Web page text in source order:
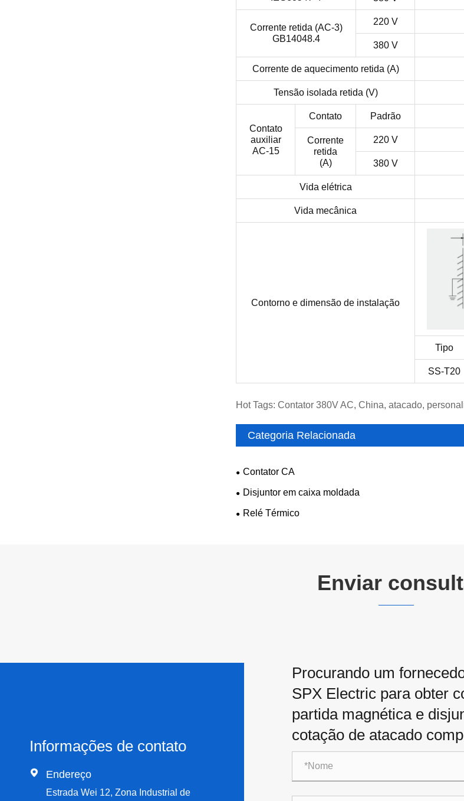
Corrente retida (AC-3)
GB14048.4
220 V
380 V
Corrente de aquecimento retida (A)
Tensão isolada retida (V)
Contato
auxiliar
AC-15
Contato Padrão
Corrente
retida
(A)
220 V
380 V
Vida elétrica
Vida mecânica
Contorno e dimensão de instalação
Tipo
SS-T20
Hot Tags: Contator 380V AC, China, atacado,
Categoria Relacionada
Contator CA
Disjuntor em caixa moldada
Relé Térmico
Enviar
Informações de contato
 Endereço
Estrada Wei 12, Zona Industrial de
Procurando um
SPX Electric para obter
partida magnética e
cotação de atacado